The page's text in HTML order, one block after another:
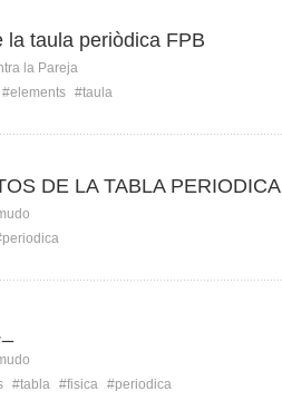
la taula periòdica FPB
la Pareja
#elements #taula
DE LA TABLA PERIODICA
#tabla #fisica #periodica